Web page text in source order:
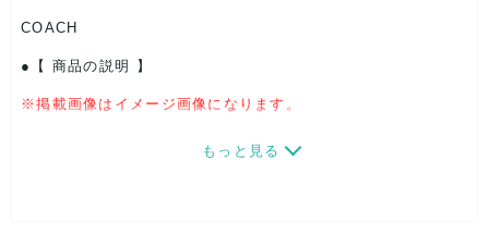
COACH
【 商品の説明 】
※掲載画像はイメージ画像になります。
もっと見る